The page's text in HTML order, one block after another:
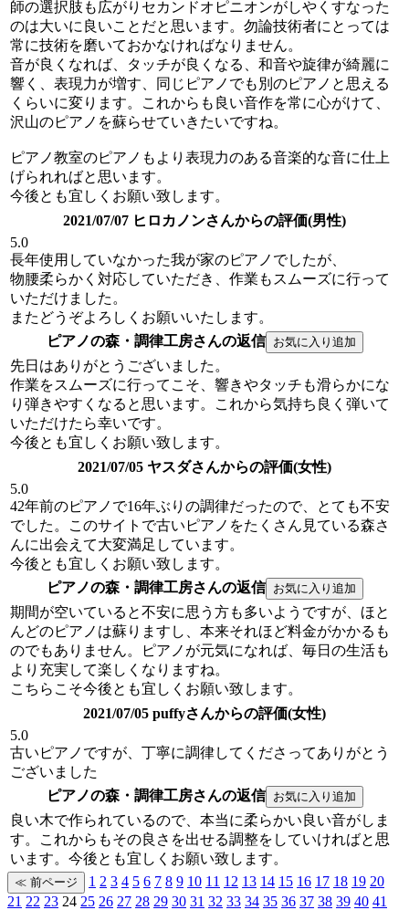
師の選択肢も広がりセカンドオピニオンがしやくすなった
のは大いに良いことだと思います。勿論技術者にとっては
常に技術を磨いておかなければなりません。
音が良くなれば、タッチが良くなる、和音や旋律が綺麗に
響く、表現力が増す、同じピアノでも別のピアノと思える
くらいに変ります。これからも良い音作を常に心がけて、
沢山のピアノを蘇らせていきたいですね。
ピアノ教室のピアノもより表現力のある音楽的な音に仕上
げられればと思います。
今後とも宜しくお願い致します。
2021/07/07 ヒロカノンさんからの評価(男性)
5.0
長年使用していなかった我が家のピアノでしたが、
物腰柔らかく対応していただき、作業もスムーズに行って
いただけました。
またどうぞよろしくお願いいたします。
ピアノの森・調律工房さんの返信
先日はありがとうございました。
作業をスムーズに行ってこそ、響きやタッチも滑らかにな
り弾きやすくなると思います。これから気持ち良く弾いて
いただけたら幸いです。
今後とも宜しくお願い致します。
2021/07/05 ヤスダさんからの評価(女性)
5.0
42年前のピアノで16年ぶりの調律だったので、とても不安
でした。このサイトで古いピアノをたくさん見ている森さ
んに出会えて大変満足しています。
今後とも宜しくお願い致します。
ピアノの森・調律工房さんの返信
期間が空いていると不安に思う方も多いようですが、ほと
んどのピアノは蘇りますし、本来それほど料金がかかるも
のでもありません。ピアノが元気になれば、毎日の生活も
より充実して楽しくなりますね。
こちらこそ今後とも宜しくお願い致します。
2021/07/05 puffyさんからの評価(女性)
5.0
古いピアノですが、丁寧に調律してくださってありがとう
ございました
ピアノの森・調律工房さんの返信
良い木で作られているので、本当に柔らかい良い音がしま
す。これからもその良さを出せる調整をしていければと思
います。今後とも宜しくお願い致します。
1 2 3 4 5 6 7 8 9 10 11 12 13 14 15 16 17 18 19 20
21 22 23 24 25 26 27 28 29 30 31 32 33 34 35 36 37 38 39 40 41